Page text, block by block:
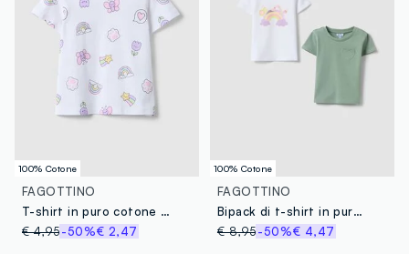
100% Cotone
FAGOTTINO
T-shirt in puro cotone bianca da bimba regular fit con disegni
€ 4,95-50%€ 2,47
100% Cotone
FAGOTTINO
Bipack di t-shirt in puro cotone multicolor per bimba
€ 8,95-50%€ 4,47